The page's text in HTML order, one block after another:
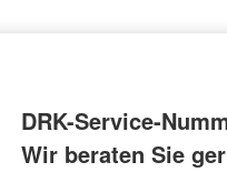
DRK-Service-
Wir beraten Sie